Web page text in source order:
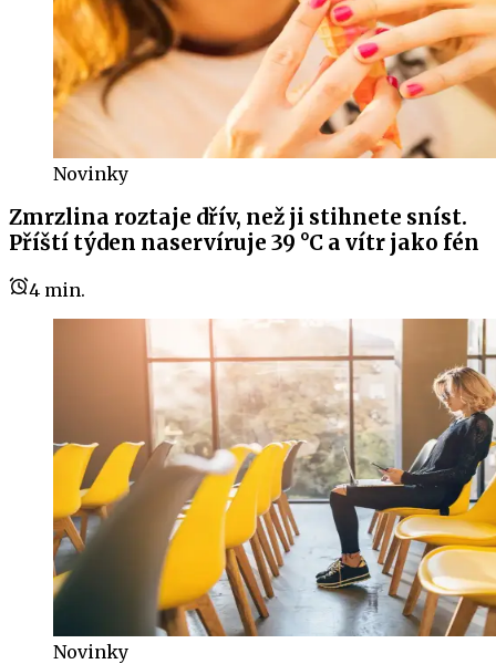
Novinky
Zmrzlina roztaje dřív, než ji stihnete sníst.
Příští týden naservíruje 39 °C a vítr jako fén
4 min.
Novinky